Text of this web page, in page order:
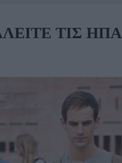
ΤΙΣ ΗΠΑ